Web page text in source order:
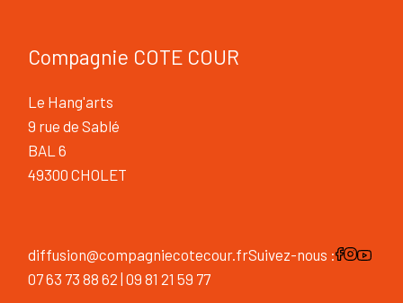
Compagnie COTE COUR
Le Hang'arts
9 rue de Sablé
BAL 6
49300 CHOLET
diffusion@compagniecotecour.fr
07 63 73 88 62 | 09 81 21 59 77
Suivez-nous :